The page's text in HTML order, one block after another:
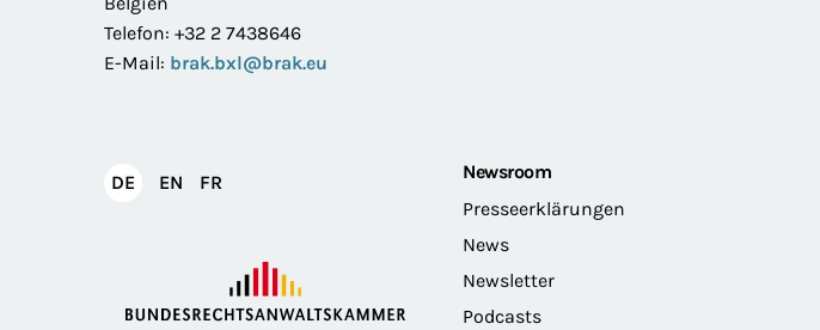
Telefon: +32 2 7438646
E-Mail: brak.bxl@brak.eu
DEDeutsch
EN English
FR
Newsroom
Presseerklärungen
News
Newsletter
Podcasts